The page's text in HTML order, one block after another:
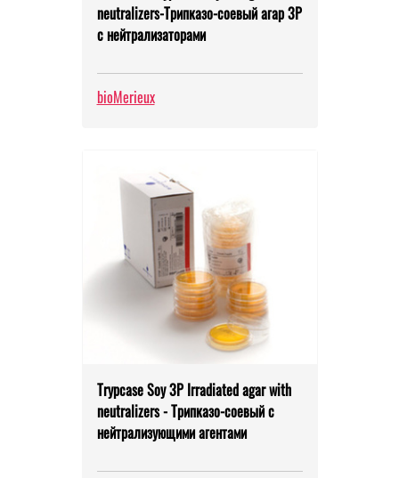
neutralizers-Трипказо-соевый агар 3Р
с нейтрализаторами
bioMerieux
Trypcase Soy 3P Irradiated agar with
neutralizers - Трипказо-соевый с
нейтрализующими агентами